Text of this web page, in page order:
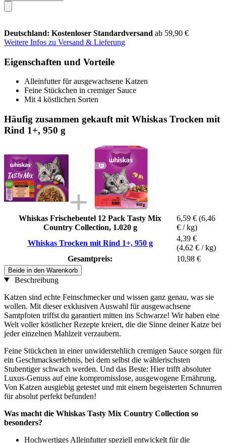
Deutschland: Kostenloser Standardversand ab 59,90 €
Weitere Infos zu Versand & Lieferung
Eigenschaften und Vorteile
Alleinfutter für ausgewachsene Katzen
Feine Stückchen in cremiger Sauce
Mit 4 köstlichen Sorten
Häufig zusammen gekauft mit Whiskas Trocken mit
Rind 1+, 950 g
Whiskas Frischebeutel 12 Pack Tasty Mix
Country Collection, 1.020 g
6,59 € (6,46
€ / kg)
Whiskas Trocken mit Rind 1+, 950 g
4,39 €
(4,62 € / kg)
Gesamtpreis:
10,98 €
Beide in den Warenkorb
Beschreibung
Katzen sind echte Feinschmecker und wissen ganz genau, was sie
wollen. Mit dieser exklusiven Auswahl für ausgewachsene
Samtpfoten triffst du garantiert mitten ins Schwarze! Wir haben eine
Welt voller köstlicher Rezepte kreiert, die die Sinne deiner Katze bei
jeder einzelnen Mahlzeit verzaubern.
Feine Stückchen in einer unwiderstehlich cremigen Sauce sorgen für
ein Geschmackserlebnis, bei dem selbst die wählerischsten
Stubentiger schwach werden. Und das Beste: Hier trifft absoluter
Luxus-Genuss auf eine kompromisslose, ausgewogene Ernährung.
Von Katzen ausgiebig getestet und mit einem begeisterten Schnurren
für absolut perfekt befunden!
Was macht die Whiskas Tasty Mix Country Collection so
besonders?
Hochwertiges Alleinfutter speziell entwickelt für die